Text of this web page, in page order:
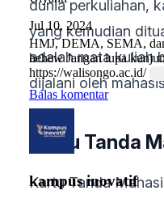
dunia perkuliahan,
yang kemudian
adalah mata kuliah
dijalani oleh
Kartu Tanda
Kartu Tanda
Jul 10, 2024
HMJ, DEMA, SEMA,
hehew Jangan lupa
https://walisongo.ac.id/
Balas komentar
kampus inovatif